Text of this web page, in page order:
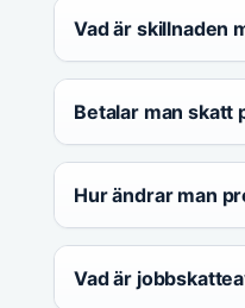
Vad är skillnaden
Betalar man skatt
Hur ändrar man
Vad är